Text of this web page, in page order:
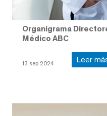
Organigrama
Médico ABC
13 sep 2024 Leer